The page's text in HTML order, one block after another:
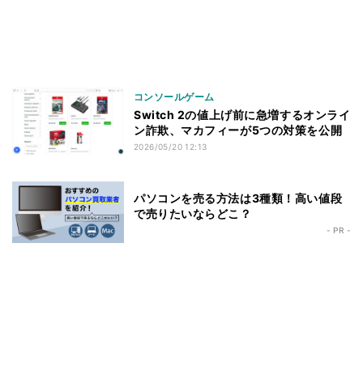
コンソールゲーム
Switch 2の値上げ前に急増するオンライ
ン詐欺、マカフィーが5つの対策を公開
2026/05/20 12:13
パソコンを売る方法は3種類！高い値段
で売りたいならどこ？
- PR -